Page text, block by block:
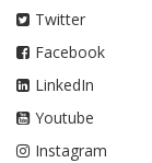
Twitter
Facebook
LinkedIn
Youtube
Instagram